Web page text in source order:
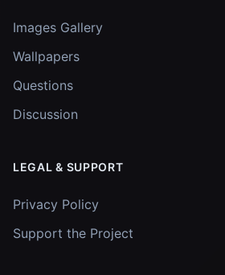
Images Gallery
Wallpapers
Questions
Discussion
LEGAL & SUPPORT
Privacy Policy
Support the Project